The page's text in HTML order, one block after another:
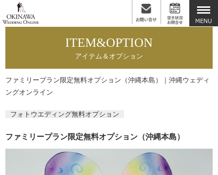
ITEM&OPTION
アイテム＆オプション
ファミリープラン限定無料オプション（沖縄本島）｜沖縄ウェディ
ングオンライン
フォトウエディング無料オプション
ファミリープラン限定無料オプション（沖縄本島）